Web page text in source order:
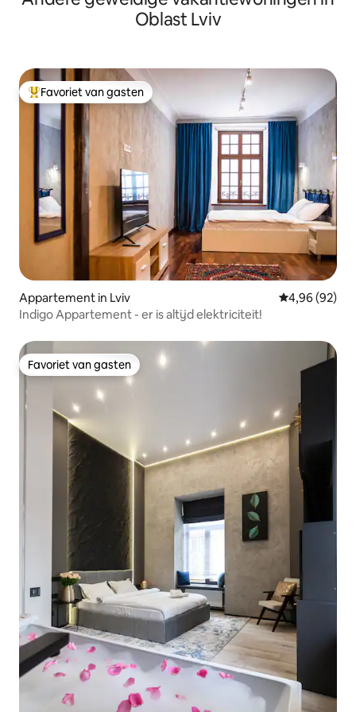
Oblast Lviv
Topfavoriet van gasten
Favoriet van gasten
Appartement in Lviv Gemiddelde
4,96 (92)
Indigo Appartement - er is altijd elektriciteit!
Favoriet van gasten
Favoriet van gasten